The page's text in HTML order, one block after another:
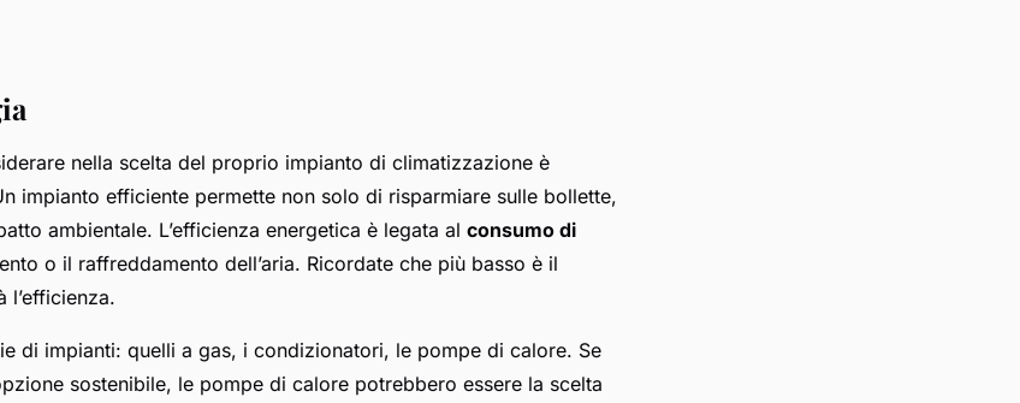
nella scelta del proprio impianto di climatizzazione è
impianto efficiente permette non solo di risparmiare sulle bollette,
ambientale. L’efficienza energetica è legata al consumo di
o il raffreddamento dell’aria. Ricordate che più basso è il
l’efficienza.
di impianti: quelli a gas, i condizionatori, le pompe di calore. Se
sostenibile, le pompe di calore potrebbero essere la scelta